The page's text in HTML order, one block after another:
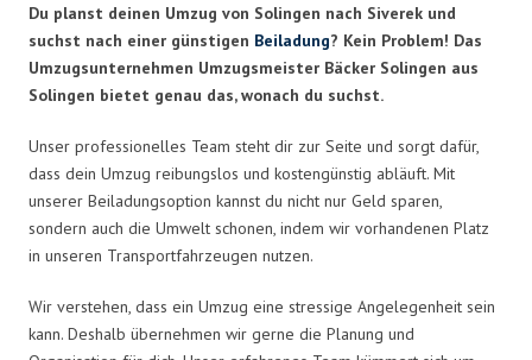
Du planst deinen Umzug von Solingen nach Siverek und
suchst nach einer günstigen Beiladung? Kein Problem! Das
Umzugsunternehmen Umzugsmeister Bäcker Solingen aus
Solingen bietet genau das, wonach du suchst.
Unser professionelles Team steht dir zur Seite und sorgt dafür,
dass dein Umzug reibungslos und kostengünstig abläuft. Mit
unserer Beiladungsoption kannst du nicht nur Geld sparen,
sondern auch die Umwelt schonen, indem wir vorhandenen Platz
in unseren Transportfahrzeugen nutzen.
Wir verstehen, dass ein Umzug eine stressige Angelegenheit sein
kann. Deshalb übernehmen wir gerne die Planung und